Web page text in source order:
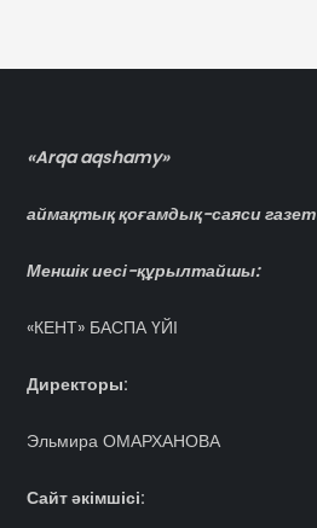
«Arqa aqshamy»
аймақтық қоғамдық-саяси газет
Меншік иесі-құрылтайшы:
«КЕНТ» БАСПА ҮЙІ
Директоры:
Эльмира ОМАРХАНОВА
Сайт әкімшісі: